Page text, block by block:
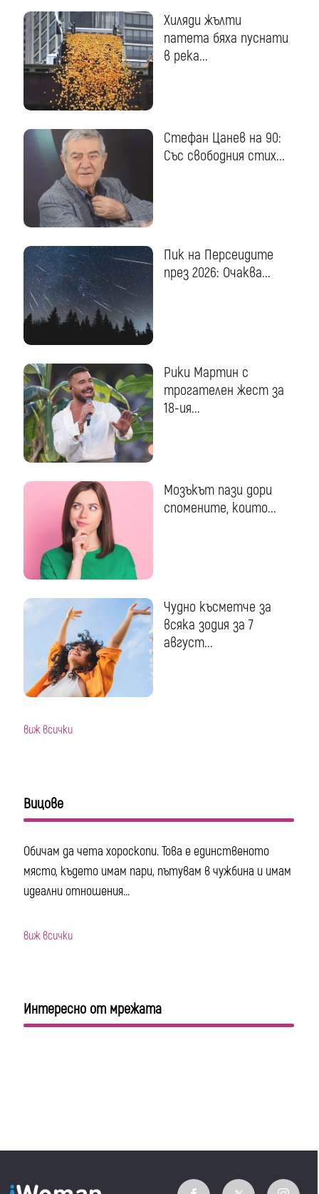
Хиляди жълти
патета бяха пуснати
в река...
Стефан Цанев на 90:
Със свободния стих...
Пик на Персеидите
през 2026: Очаква...
Рики Мартин с
трогателен жест за
18-ия...
Мозъкът пази дори
спомените, които...
Чудно късметче за
всяка зодия за 7
август...
виж всички
Вицове
Обичам да чета хороскопи. Това е единственото
място, където имам пари, пътувам в чужбина и имам
идеални отношения...
виж всички
Интересно от мрежата